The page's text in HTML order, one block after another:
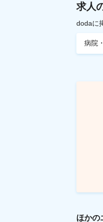
求人
dodaに
病院
ほかの